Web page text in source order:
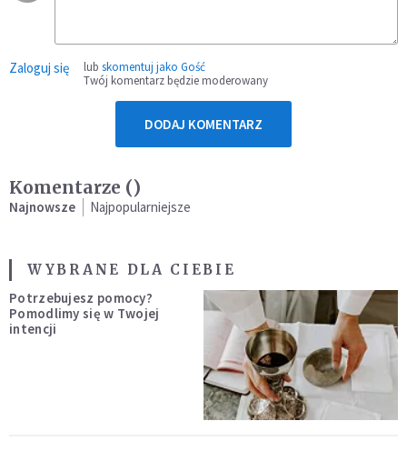
Zaloguj się lub skomentuj jako Gość
Twój komentarz będzie moderowany
DODAJ KOMENTARZ
Komentarze ()
Najnowsze Najpopularniejsze
WYBRANE DLA CIEBIE
Potrzebujesz pomocy?
Pomodlimy się w Twojej
intencji